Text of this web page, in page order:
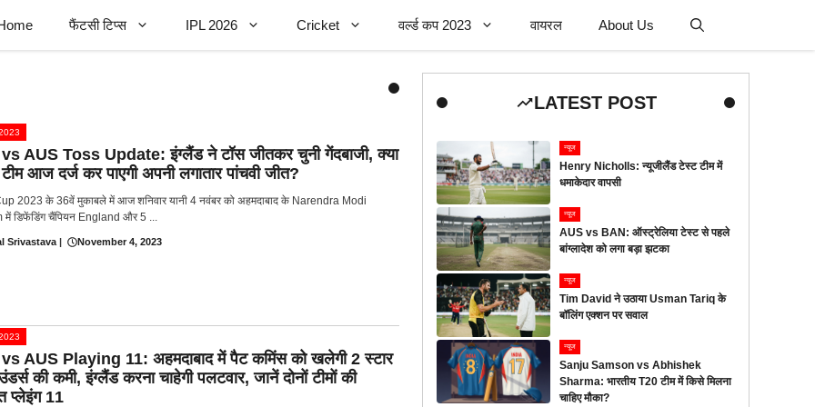
फैंटसी टिप्स IPL 2026 Cricket वर्ल्ड कप 2023 वायरल About Us
AUS Toss Update: इंग्लैंड ने टॉस जीतकर चुनी गेंदबाजी, क्या
आज दर्ज कर पाएगी अपनी लगातार पांचवी जीत?
2023 के 36वें मुकाबले में आज शनिवार यानी 4 नवंबर को अहमदाबाद के Narendra Modi
में डिफेंडिंग चैंपियन England और 5 ...
Srivastava | November 4, 2023
AUS Playing 11: अहमदाबाद में पैट कमिंस को खलेगी 2 स्टार
की कमी, इंग्लैंड करना चाहेगी पलटवार, जानें दोनों टीमों की
प्लेइंग 11
LATEST POST
न्यूज
Henry Nicholls: न्यूजीलैंड टेस्ट टीम में
धमाकेदार वापसी
न्यूज
AUS vs BAN: ऑस्ट्रेलिया टेस्ट से पहले
बांग्लादेश को लगा बड़ा झटका
न्यूज
Tim David ने उठाया Usman Tariq के
बॉलिंग एक्शन पर सवाल
न्यूज
Sanju Samson vs Abhishek
Sharma: भारतीय T20 टीम में किसे मिलना
चाहिए मौका?